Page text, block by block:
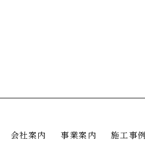
会社案内 事業案内 施工事例